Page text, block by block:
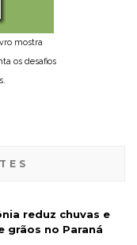
mostra
os desafios
reduz chuvas e
grãos no Paraná